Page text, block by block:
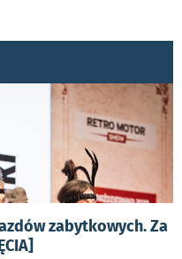
zabytkowych. Za